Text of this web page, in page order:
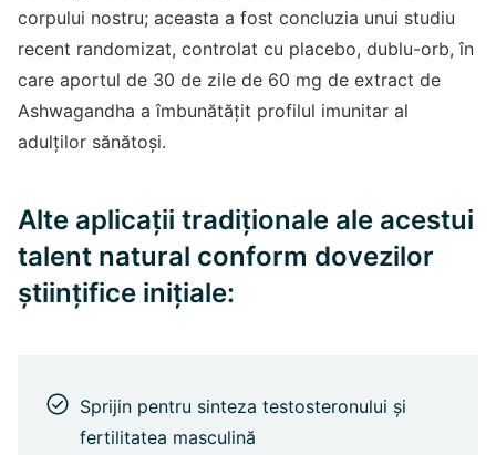
corpului nostru; aceasta a fost concluzia unui studiu
recent randomizat, controlat cu placebo, dublu-orb, în
care aportul de 30 de zile de 60 mg de extract de
Ashwagandha a îmbunătățit profilul imunitar al
adulților sănătoși.
Alte aplicații tradiționale ale acestui
talent natural conform dovezilor
științifice inițiale:
Sprijin pentru sinteza testosteronului și
fertilitatea masculină